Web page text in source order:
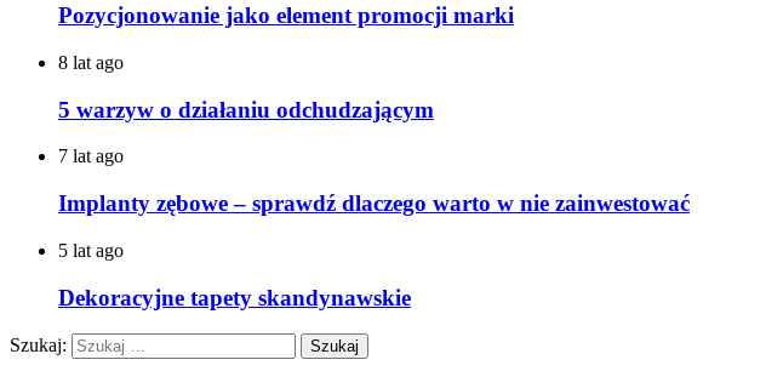
Pozycjonowanie jako element promocji marki
8 lat ago
5 warzyw o działaniu odchudzającym
7 lat ago
Implanty zębowe – sprawdź dlaczego warto w nie zainwestować
5 lat ago
Dekoracyjne tapety skandynawskie
Szukaj: